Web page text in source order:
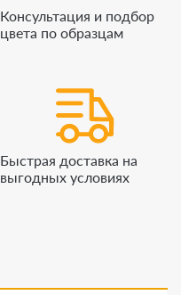
Консультация и подбор
цвета по образцам
Быстрая доставка на
выгодных условиях